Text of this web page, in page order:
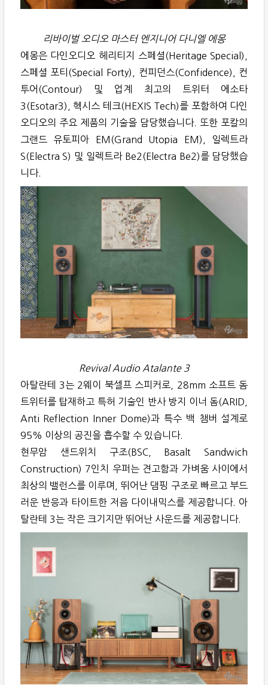
리바이벌 오디오 마스터 엔지니어 다니엘 에몽
에몽은 다인오디오 헤리티지 스페셜(Heritage Special),
스페셜 포티(Special Forty), 컨피던스(Confidence), 컨
투어(Contour) 및 업계 최고의 트위터 에소타
3(Esotar3), 헥시스 테크(HEXIS Tech)를 포함하여 다인
오디오의 주요 제품의 기술을 담당했습니다. 또한 포칼의
그랜드 유토피아 EM(Grand Utopia EM), 일렉트라
S(Electra S) 및 일렉트라 Be2(Electra Be2)를 담당했습
니다.
Revival Audio Atalante 3
아탈란테 3는 2웨이 북셀프 스피커로, 28mm 소프트 돔
트위터를 탑재하고 특허 기술인 반사 방지 이너 돔(ARID,
Anti Reflection Inner Dome)과 특수 백 챔버 설계로
95% 이상의 공진을 흡수할 수 있습니다.
현무암 샌드위치 구조(BSC, Basalt Sandwich
Construction) 7인치 우퍼는 견고함과 가벼움 사이에서
최상의 밸런스를 이루며, 뛰어난 댐핑 구조로 빠르고 부드
러운 반응과 타이트한 저음 다이내믹스를 제공합니다. 아
탈란테 3는 작은 크기지만 뛰어난 사운드를 제공합니다.